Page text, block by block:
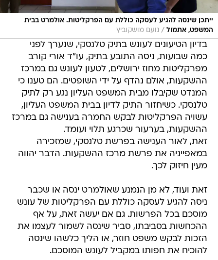
ייתכן שינסה להגיע לעסקה כוללת עם הפרקליטות. אולמרט בבית
המשפט, אתמול / נועם מושקוביץ
בדיון הטיעונים לעונש בתיק טלנסקי, שנערך לפני
כמה שבועות, ניסה התובע בתיק, עו"ד אורי קורב
מפרקליטות מחוז ירושלים, לטעון לעונש גם במרכז
ההשקעות, אולם נהדף על ידי השופטים. הם טענו כי
המנדט שקיבלו מבית המשפט העליון נגע רק לתיק
טלנסקי. כשיחזור התיק לדיון בבית המשפט העליון,
עשויה הפרקליטות לבקש החמרה בענישה גם במרכז
ההשקעות, בערעור שכרגע תלוי ועומד.
זאת, לאור הענישה בפרשת טלנסקי, שמזכירה
במאפייניה את פרשת מרכז ההשקעות. הדבר יהווה
מעין חיזוק לכך.
זאת ועוד, לא מן הנמנע שאולמרט ינסה או שכבר
ניסה להגיע לעסקה כוללת עם הפרקליטות של עונש
מוסכם בכל הפרשות. גם אם יעשה זאת, על אף
ההכחשות בסביבתו, סביר שינסה לשמור לעצמו את
הזכות לבקש משפט חוזר, או הליך כלשהו שינסה
להוכיח את חפותו במקביל לעונש המוסכם.